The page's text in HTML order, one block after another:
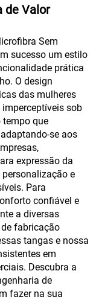
de Valor
Sem
sucesso um estilo
prática
O design
das mulheres
sob
tempo que
se aos
expressão da
e
Para
confiável e
a diversas
fabricação
tangas e nossa
em
Descubra a
de
fazer na sua